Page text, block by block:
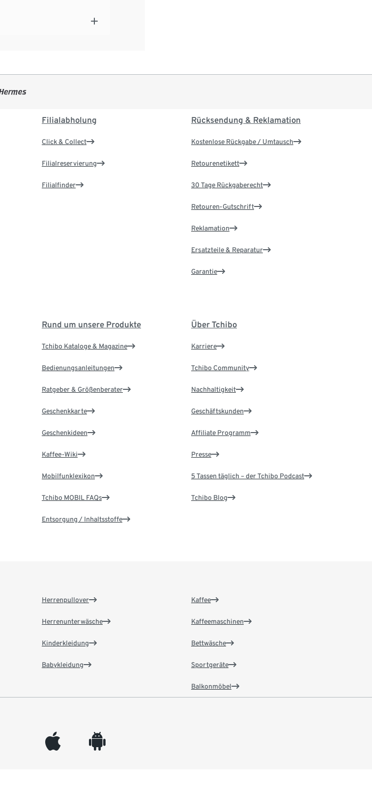
Filialabholung
Click & Collect
Filialreservierung
Filialfinder
Rücksendung & Reklamation
Kostenlose Rückgabe / Umtausch
Retourenetikett
30 Tage Rückgaberecht
Retouren-Gutschrift
Reklamation
Ersatzteile & Reparatur
Garantie
Rund um unsere Produkte
Tchibo Kataloge & Magazine
Bedienungsanleitungen
Ratgeber & Größenberater
Geschenkkarte
Geschenkideen
Kaffee-Wiki
Mobilfunklexikon
Tchibo MOBIL FAQs
Entsorgung / Inhaltsstoffe
Über Tchibo
Karriere
Tchibo Community
Nachhaltigkeit
Geschäftskunden
Affiliate Programm
Presse
5 Tassen täglich – der Tchibo Podcast
Tchibo Blog
Herrenpullover
Herrenunterwäsche
Kinderkleidung
Babykleidung
Kaffee
Kaffeemaschinen
Bettwäsche
Sportgeräte
Balkonmöbel
appleinc android